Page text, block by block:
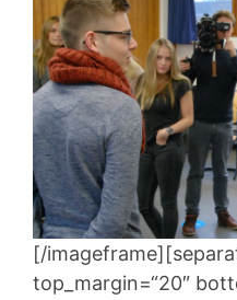
[/
top_margin=“20″